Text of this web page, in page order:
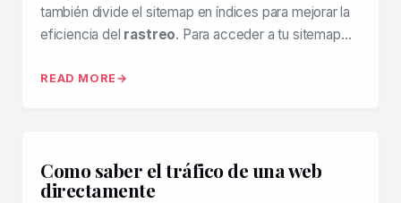
también divide el sitemap en índices para mejorar la
eficiencia del rastreo. Para acceder a tu sitemap…
READ MORE
Como saber el tráfico de una web
directamente